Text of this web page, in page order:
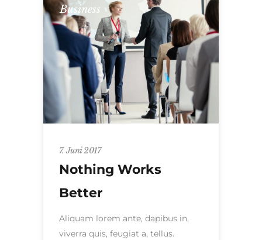
Business
7. Juni 2017
Nothing Works
Better
Aliquam lorem ante, dapibus in,
viverra quis, feugiat a, tellus.